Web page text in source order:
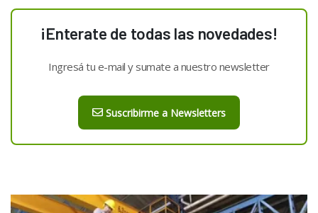
¡Enterate de todas las novedades!
Ingresá tu e-mail y sumate a nuestro newsletter
Suscribirme a Newsletters